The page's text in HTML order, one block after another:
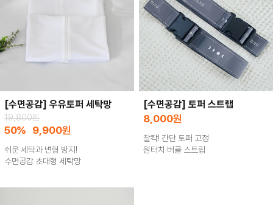
[수면공감] 우유토퍼 세탁망
19,800원
50% 9,900원
쉬운 세탁과 변형 방지!
수면공감 초대형 세탁망
[수면공감] 토퍼 스트랩
8,000원
찰칵! 간단 토퍼 고정
원터치 버클 스트립